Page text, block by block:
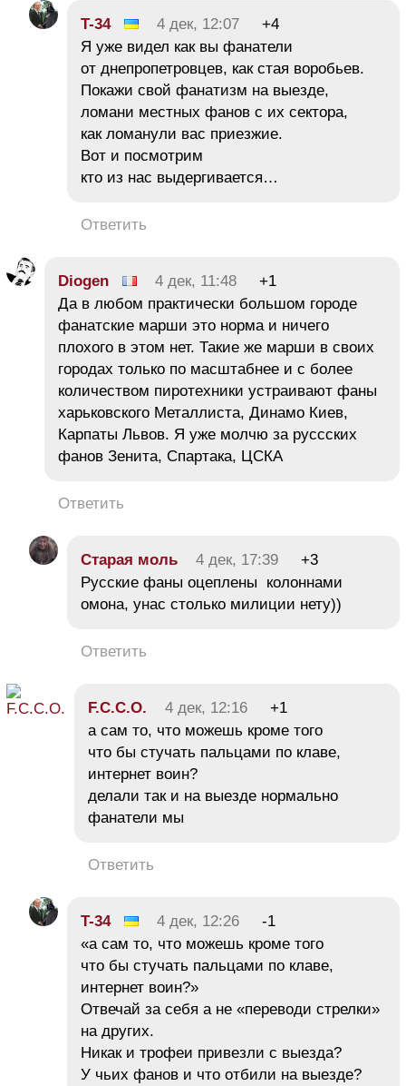
T-34 4 дек, 12:07
+4
Я уже видел как вы фанатели
от днепропетровцев, как стая воробьев.
Покажи свой фанатизм на выезде,
ломани местных фанов с их сектора,
как ломанули вас приезжие.
Вот и посмотрим
кто из нас выдергивается…
Ответить
Diogen 4 дек, 11:48
+1
Да в любом практически большом городе
фанатские марши это норма и ничего
плохого в этом нет. Такие же марши в своих
городах только по масштабнее и с более
количеством пиротехники устраивают фаны
харьковского Металлиста, Динамо Киев,
Карпаты Львов. Я уже молчю за руссских
фанов Зенита, Спартака, ЦСКА
Ответить
Старая моль 4 дек, 17:39
+3
Русские фаны оцеплены колоннами
омона, унас столько милиции нету))
Ответить
F.C.C.O. 4 дек, 12:16
+1
а сам то, что можешь кроме того
что бы стучать пальцами по клаве,
интернет воин?
делали так и на выезде нормально
фанатели мы
Ответить
T-34 4 дек, 12:26
-1
«а сам то, что можешь кроме того
что бы стучать пальцами по клаве,
интернет воин?»
Отвечай за себя а не «переводи стрелки»
на других.
Никак и трофеи привезли с выезда?
У чьих фанов и что отбили на выезде?